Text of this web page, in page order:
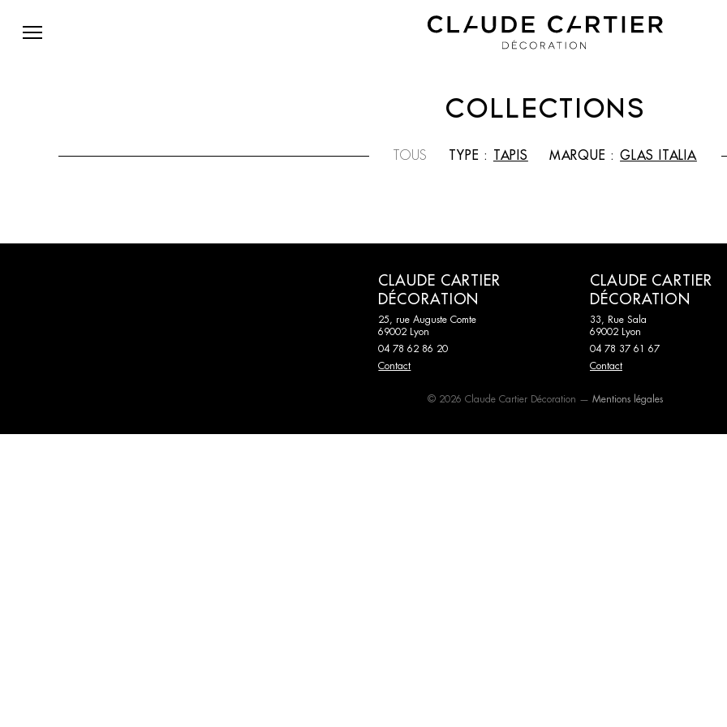
COLLECTIONS
TOUS TYPE : TAPIS MARQUE :GLAS ITALIA
CLAUDE CARTIER
DÉCORATION
25, rue Auguste Comte
69002 Lyon
04 78 62 86 20
Contact
CLAUDE CARTIER
DÉCORATION
33, Rue Sala
69002 Lyon
04 78 37 61 67
Contact
© 2026 Claude Cartier Décoration — Mentions légales